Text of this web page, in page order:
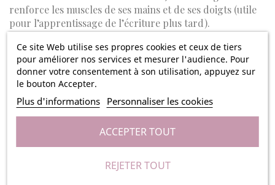
Ce site Web utilise ses propres cookies et ceux de tiers
pour améliorer nos services et mesurer l'audience. Pour
donner votre consentement à son utilisation, appuyez sur
le bouton Accepter.
Plus d'informations Personnaliser les cookies
REJETER TOUT
ACCEPTER TOUT
renforce les muscles de ses mains et de ses doigts (utile
pour l’apprentissage de l’écriture plus tard).
En jouant avec ce jouet, l’enfant développe également sa
capacité de résolution de problèmes. Il apprend que,
pour former le petit animal, les anneaux doivent être
empilés dans un ordre précis, du plus grand au plus
petit.
En manipulant les anneaux, il comprend qu’ils ont